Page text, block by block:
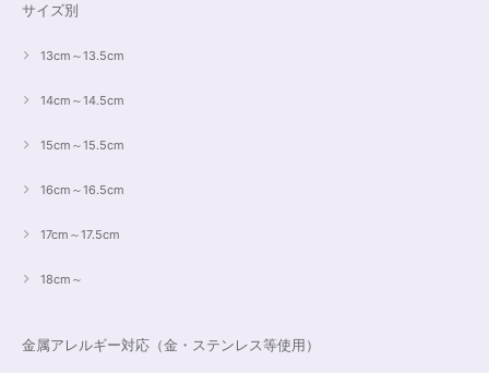
サイズ別
13cm～13.5cm
14cm～14.5cm
15cm～15.5cm
16cm～16.5cm
17cm～17.5cm
18cm～
金属アレルギー対応（金・ステンレス等使用）